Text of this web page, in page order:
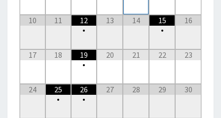
10 11
12
•
13 14
15
•
16
17 18
19
•
20 21 22 23
24
25
•
26
•
27 28 29 30